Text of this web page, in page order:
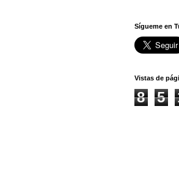
Sígueme en
Vistas de
8 5